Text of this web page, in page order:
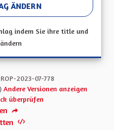
ÄNDERN
indem Sie ihre title und
2023-07-778
Andere Versionen anzeigen
überprüfen